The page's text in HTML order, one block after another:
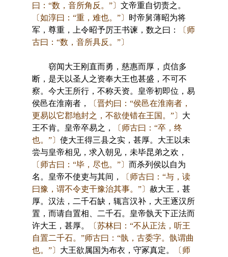
曰：“数，音所角反。”〕 文帝重自切责之。
〔如淳曰：“重，难也。”〕 时帝舅薄昭为将
军，尊重，上令昭予厉王书谏，数之曰：
〔师
古曰：“数，音所具反。”〕
窃闻大王刚直而勇，慈惠而厚，贞信多
断，是天以圣人之资奉大王也甚盛，不可不
察。今大王所行，不称天资。皇帝初即位，易
侯邑在淮南者，
〔晋灼曰：“侯邑在淮南者，
更易以它郡地封之，不欲使错在王国。”〕 大
王不肯。皇帝卒易之，
〔师古曰：“卒，终
也。”〕 使大王得三县之实，甚厚。大王以未
尝与皇帝相见，求入朝见，未毕昆弟之欢，
〔师古曰：“毕，尽也。”〕 而杀列侯以自为
名。皇帝不使吏与其间，
〔师古曰：“与，读
曰豫，谓不令吏干豫治其事。”〕 赦大王，甚
厚。汉法，二千石缺，辄言汉补，大王逐汉所
置，而请自置相、二千石。皇帝骫天下正法而
许大王，甚厚。
〔苏林曰：“不从正法，听王
自置二千石。”师古曰：“骫，古委字。骫谓曲
也。”〕 大王欲属国为布衣，守冢真定。
〔师